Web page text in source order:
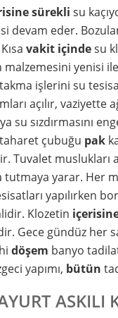
sürekli su
devam eder.
vakit içindesu
malzemesini yenisi
işlerini su
açılır, vaziyette
su sızdırmasını
taharet çubuğu pak
Tuvalet muslukları
yarar. Her
yapılırken
Klozetin
Gece gündüz her
döşem banyo
yapımı, bütün
ASKILI